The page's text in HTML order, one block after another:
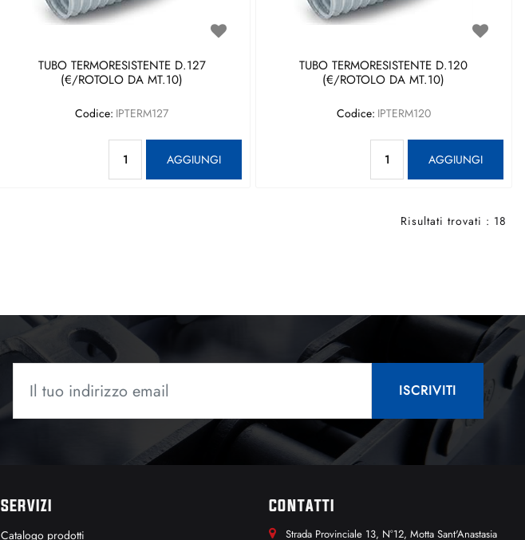
TUBO TERMORESISTENTE D.127
(€/ROTOLO DA MT.10)
Codice: IPTERM127
AGGIUNGI
TUBO TERMORESISTENTE D.120
(€/ROTOLO DA MT.10)
Codice: IPTERM120
AGGIUNGI
Risultati trovati : 18
SERVIZI
Catalogo prodotti
CONTATTI
Strada Provinciale 13, N°12, Motta Sant'Anastasia